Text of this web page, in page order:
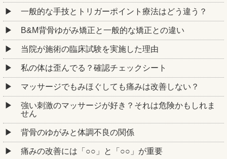
一般的な手技とトリガーポイント療法はどう違う？
B&M背骨ゆがみ矯正と一般的な矯正との違い
当院が施術の臨床試験を実施した理由
私の体は歪んでる？確認チェックシート
マッサージでもみほぐしても痛みは改善しない？
強い刺激のマッサージが好き？それは危険かもしれま
せん
背骨のゆがみと体調不良の関係
痛みの改善には「○○」と「○○」が重要